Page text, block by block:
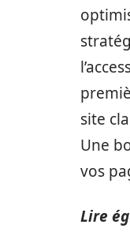
site
Une
vos
Lire